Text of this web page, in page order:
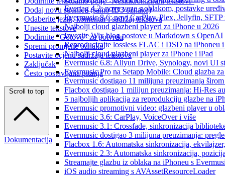
Evertag 4.2: nove veze s oblakom, postavke
Evermusic 8.6: novi CarPlay, Plex, Jellyfin,
Najbolji cloud glazbeni playeri za iPhone u 2026
Izvezite Wix blog postove u Markdown s OpenAI
Reproducirajte lossless FLAC i DSD na iPhoneu
Najbolji cloud glazbeni player za iPhone i iPad
Evermusic 6.8: Aliyun Drive, Synology, novi UI
Evermusic Pro na Setapp Mobile: Cloud glazba
Evermusic dostigao 11 milijuna preuzimanja
Flacbox dostigao 1 milijun preuzimanja: Hi-Res
5 najboljih aplikacija za reprodukciju glazbe na
Evermusic promotivni video: glazbeni player u
Evermusic 3.6: CarPlay, VoiceOver i više
Evermusic 3.1: Crossfade, sinkronizacija
Evermusic dostigao 3 milijuna preuzimanja:
Flacbox 1.6: Automatska sinkronizacija,
Evermusic 2.3: Automatska sinkronizacija,
Streamajte glazbu iz oblaka na iPhoneu s
iOS audio streaming s AVAssetResourceLoader
Dodaj novu stranicu (samo ID3 oznake)
Odaberite jezik, komentar i sadržaj tekstova
Unesite tekstove
Dodirnite “Gotovo” za potvrdu
Spremi promjene oznaka
Postavite ocjenu sadržaja tekstova
Zaključak
Često postavljana pitanja
Scroll to top
Dokumentacija